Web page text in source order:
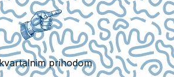
prihodom